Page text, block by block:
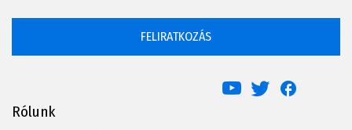
FELIRATKOZÁS
Rólunk